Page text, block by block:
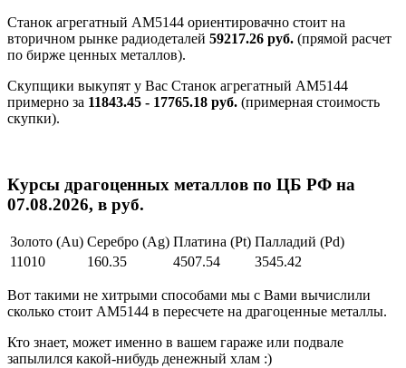
Станок агрегатный АМ5144 ориентировачно стоит на
вторичном рынке радиодеталей 59217.26 руб. (прямой расчет
по бирже ценных металлов).
Скупщики выкупят у Вас Станок агрегатный АМ5144
примерно за 11843.45 - 17765.18 руб. (примерная стоимость
скупки).
Курсы драгоценных металлов по ЦБ РФ на
07.08.2026, в руб.
Золото (Au) Серебро (Ag) Платина (Pt) Палладий (Pd)
11010
160.35 4507.54 3545.42
Вот такими не хитрыми способами мы с Вами вычислили
сколько стоит АМ5144 в пересчете на драгоценные металлы.
Кто знает, может именно в вашем гараже или подвале
запылился какой-нибудь денежный хлам :)